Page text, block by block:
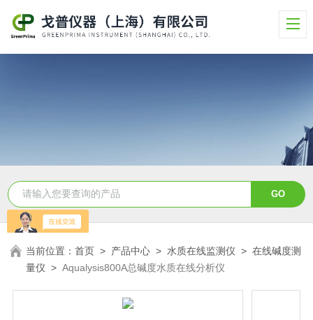
当前位置：首页 > 产品中心 > 水质在线监测仪 >在线碱度测
量仪 >Aqualysis800A总碱度水质在线分析仪